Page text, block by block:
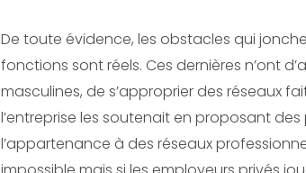
De toute évidence, les obstacles qui
fonctions sont réels. Ces dernières n’ont
masculines, de s’approprier des réseaux
l’entreprise les soutenait en proposant
l’appartenance à des réseaux